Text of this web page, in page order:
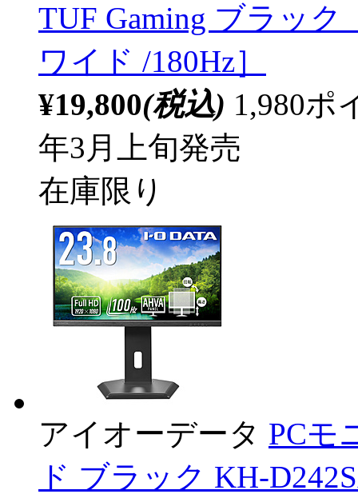
TUF Gaming ブラック
ワイド /180Hz］
¥19,800(税込) 1,980ポ
年3月上旬発売
在庫限り
アイオーデータ PCモ
ド ブラック KH-